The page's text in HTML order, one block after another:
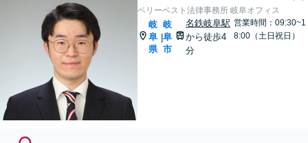
ベリーベスト法律事務所 岐阜オフィス
岐
阜
県
|
岐
阜
市
名鉄岐阜駅
から徒歩4
分
営業時間：09:30~1
8:00（土日祝日）